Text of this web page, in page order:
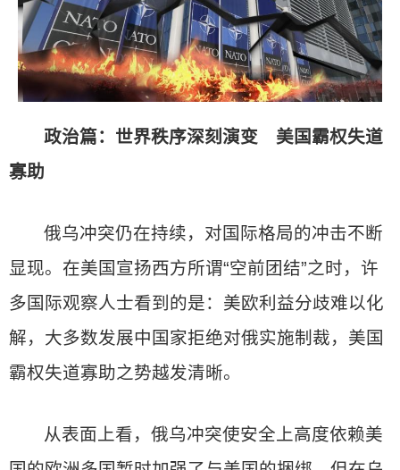
政治篇：世界秩序深刻演变 美国霸权失道
寡助
俄乌冲突仍在持续，对国际格局的冲击不断
显现。在美国宣扬西方所谓“空前团结”之时，许
多国际观察人士看到的是：美欧利益分歧难以化
解，大多数发展中国家拒绝对俄实施制裁，美国
霸权失道寡助之势越发清晰。
从表面上看，俄乌冲突使安全上高度依赖美